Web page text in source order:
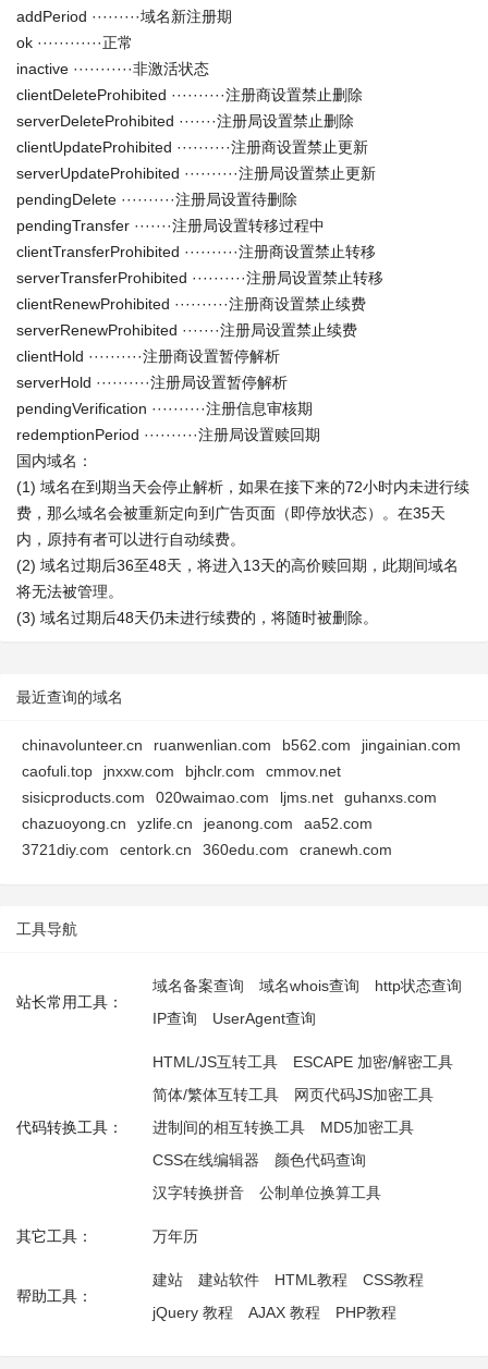
addPeriod ·········域名新注册期
ok ············正常
inactive ···········非激活状态
clientDeleteProhibited ··········注册商设置禁止删除
serverDeleteProhibited ·······注册局设置禁止删除
clientUpdateProhibited ··········注册商设置禁止更新
serverUpdateProhibited ··········注册局设置禁止更新
pendingDelete ··········注册局设置待删除
pendingTransfer ·······注册局设置转移过程中
clientTransferProhibited ··········注册商设置禁止转移
serverTransferProhibited ··········注册局设置禁止转移
clientRenewProhibited ··········注册商设置禁止续费
serverRenewProhibited ·······注册局设置禁止续费
clientHold ··········注册商设置暂停解析
serverHold ··········注册局设置暂停解析
pendingVerification ··········注册信息审核期
redemptionPeriod ··········注册局设置赎回期
国内域名：
(1) 域名在到期当天会停止解析，如果在接下来的72小时内未进行续
费，那么域名会被重新定向到广告页面（即停放状态）。在35天
内，原持有者可以进行自动续费。
(2) 域名过期后36至48天，将进入13天的高价赎回期，此期间域名
将无法被管理。
(3) 域名过期后48天仍未进行续费的，将随时被删除。
最近查询的域名
chinavolunteer.cn ruanwenlian.com b562.com
jingainian.com
caofuli.top
jnxxw.com bjhclr.com
cmmov.net
sisicproducts.com
020waimao.com ljms.net
guhanxs.com
chazuoyong.cn
yzlife.cn jeanong.com
aa52.com
3721diy.com
centork.cn 360edu.com cranewh.com
工具导航
站长常用工具：
域名备案查询 域名whois查询
http状态查询
IP查询
UserAgent查询
代码转换工具：
HTML/JS互转工具
ESCAPE 加密/解密工具
简体/繁体互转工具
网页代码JS加密工具
进制间的相互转换工具
MD5加密工具
CSS在线编辑器
颜色代码查询
汉字转换拼音
公制单位换算工具
其它工具： 万年历
帮助工具：
建站 建站软件 HTML教程
CSS教程
jQuery 教程
AJAX 教程 PHP教程